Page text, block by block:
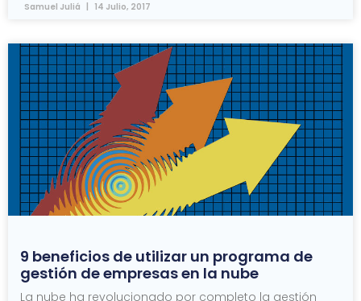
Samuel Juliá 14 Julio, 2017
9 beneficios de utilizar un programa de
gestión de empresas en la nube
La nube ha revolucionado por completo la gestión